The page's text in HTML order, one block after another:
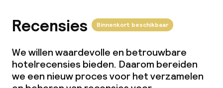
Recensies Binnenkort beschikbaar
We willen waardevolle en betrouwbare
hotelrecensies bieden. Daarom bereiden
we een nieuw proces voor het verzamelen